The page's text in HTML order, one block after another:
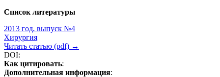
Список литературы
2013 год, выпуск №4
Хирургия
Читать статью (pdf) →
DOI:
Как цитировать:
Дополнительная информация: